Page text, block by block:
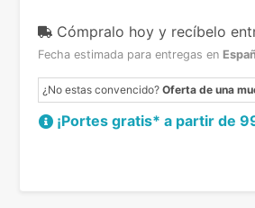
Cómpralo hoy y recíbelo
Fecha estimada para entregas en
¿No estas convencido? Oferta de una
¡Portes gratis* a partir de